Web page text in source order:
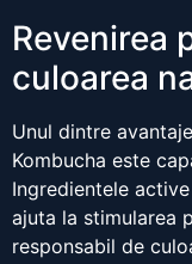
Revenirea
culoarea
Unul dintre
Kombucha este
Ingredientele
ajuta la stimularea
responsabil de